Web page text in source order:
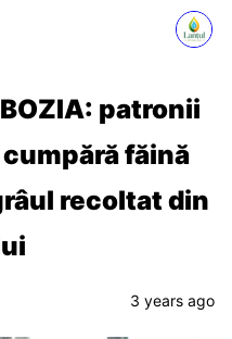
patronii
făină
recoltat din
3 years ago